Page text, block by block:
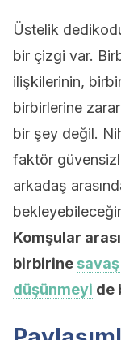
Üstelik
bir çizgi var.
ilişkilerinin,
birbirlerine
bir şey değil.
faktör
arkadaş
Komşular
birbirine
düşünmeyi de